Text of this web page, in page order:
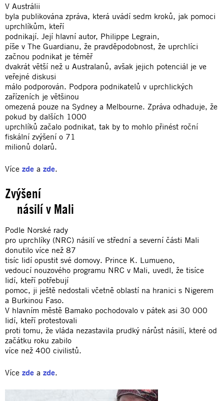
V Austrálii
byla publikována zpráva, která uvádí sedm kroků, jak pomoci
uprchlíkům, kteří
podnikají. Její hlavní autor, Philippe Legrain,
píše v The Guardianu, že pravděpodobnost, že uprchlíci
začnou podnikat je téměř
dvakrát větší než u Australanů, avšak jejich potenciál je ve
veřejné diskusi
málo podporován. Podpora podnikatelů v uprchlických
zařízeních je většinou
omezená pouze na Sydney a Melbourne. Zpráva odhaduje, že
pokud by dalších 1000
uprchlíků začalo podnikat, tak by to mohlo přinést roční
fiskální zvýšení o 71
milionů dolarů.
Více zde a zde.
Zvýšení
násilí v Mali
Podle Norské rady
pro uprchlíky (NRC) násilí ve střední a severní části Mali
donutilo více než 87
tisíc lidí opustit své domovy. Prince K. Lumueno,
vedoucí nouzového programu NRC v Mali, uvedl, že tisíce
lidí, kteří potřebují
pomoc, ji ještě nedostali včetně oblastí na hranici s Nigerem
a Burkinou Faso.
V hlavním městě Bamako pochodovalo v pátek asi 30 000
lidí, kteří protestovali
proti tomu, že vláda nezastavila prudký nárůst násilí, které od
začátku roku zabilo
více než 400 civilistů.
Více zde a zde.